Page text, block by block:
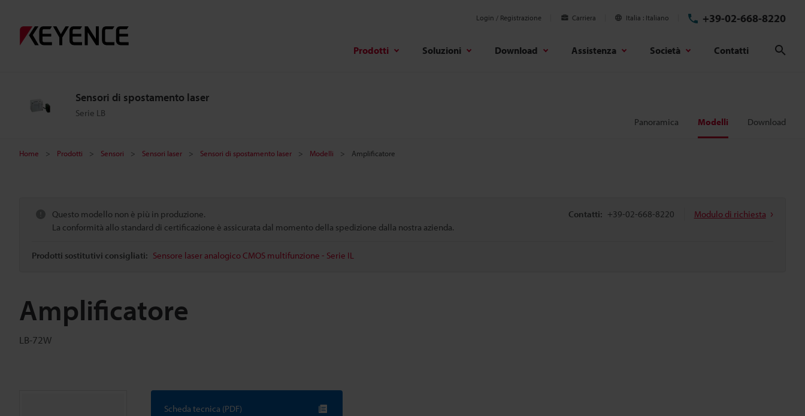
Login / Registrazione Carriera Italia Italiano +39-02-668-8220
Prodotti Soluzioni Download Assistenza Società Contatti
Sensori di spostamento laser
Serie LB
Panoramica Modelli Download
Home Prodotti Sensori Sensori laser Sensori di spostamento laser Modelli Amplificatore
Questo modello non è più in produzione.
La conformità allo standard di certificazione è assicurata dal momento della spedizione dalla nostra azienda.
Prodotti sostitutivi consigliati: Sensore laser analogico CMOS multifunzione - Serie IL
Contatti: +39-02-668-8220 Modulo di richiesta
Amplificatore
LB-72W
Scheda tecnica (PDF)